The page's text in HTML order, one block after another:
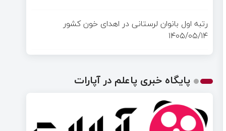
رتبه اول بانوان لرستانی در اهدای خون کشور
۱۴۰۵/۰۵/۱۴
پایگاه خبری پاعلم در آپارات